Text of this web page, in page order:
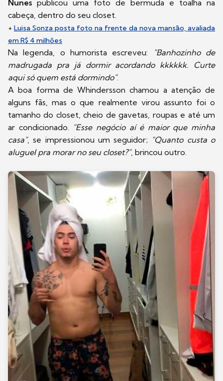
Nunes publicou uma foto de bermuda e toalha na
cabeça, dentro do seu closet.
+ Luisa Sonza posta foto na frente da nova mansão, avaliada
em R$ 4 milhões
Na legenda, o humorista escreveu:
"Banhozinho de
madrugada pra já dormir acordando kkkkkk. Curte
aqui só quem está dormindo".
A boa forma de Whindersson chamou a atenção de
alguns fãs, mas o que realmente virou assunto foi o
tamanho do closet, cheio de gavetas, roupas e até um
ar condicionado.
"Esse negócio aí é maior que minha
casa", se impressionou um seguidor; "Quanto custa o
aluguel pra morar no seu closet?", brincou outro.